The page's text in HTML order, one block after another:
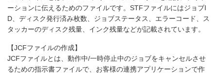
ーションに伝えるためのファイルです。STFファイルにはジョブI
D、ディスク発行済み枚数、ジョブステータス、エラーコード、ス
タッカーのディスク残量、インク残量などが記載されています。
【JCFファイルの作成】
JCFファイルとは、動作中/一時停止中のジョブをキャンセルさせ
るための指示書ファイルで、お客様の連携アプリケーションで作